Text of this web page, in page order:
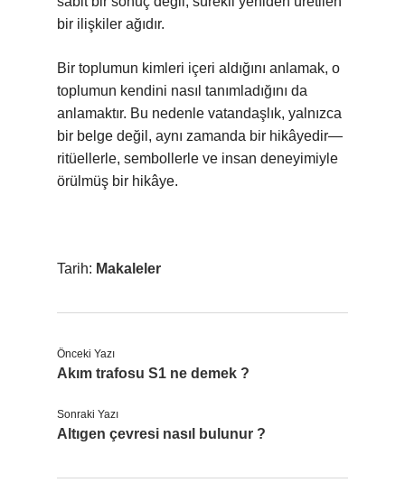
bir ilişkiler ağıdır.
Bir toplumun kimleri içeri aldığını anlamak, o
toplumun kendini nasıl tanımladığını da
anlamaktır. Bu nedenle vatandaşlık, yalnızca
bir belge değil, aynı zamanda bir hikâyedir—
ritüellerle, sembollerle ve insan deneyimiyle
örülmüş bir hikâye.
Tarih: Makaleler
Önceki Yazı
Akım trafosu S1 ne demek ?
Sonraki Yazı
Altıgen çevresi nasıl bulunur ?